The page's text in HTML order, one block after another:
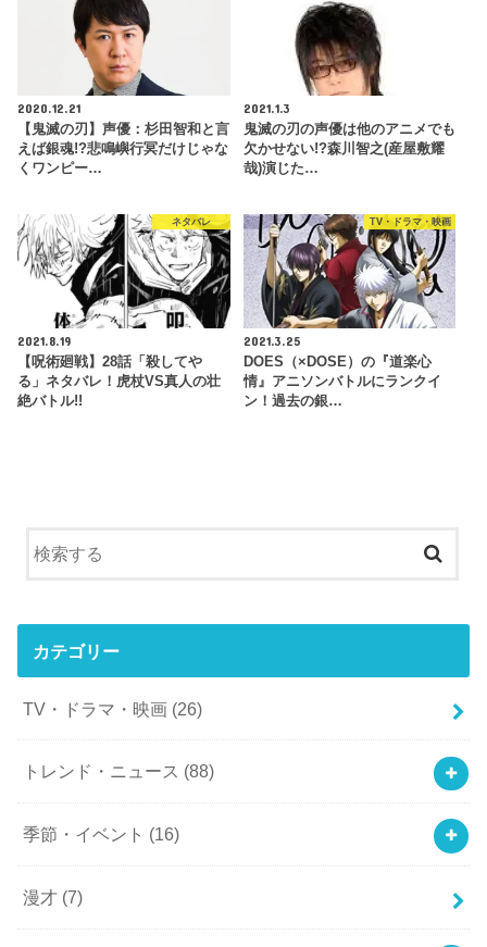
2020.12.21
【鬼滅の刃】声優：杉田智和と言
えば銀魂!?悲鳴嶼行冥だけじゃな
くワンピー…
2021.1.3
鬼滅の刃の声優は他のアニメでも
欠かせない!?森川智之(産屋敷耀
哉)演じた…
ネタバレ
2021.8.19
【呪術廻戦】28話「殺してや
る」ネタバレ！虎杖VS真人の壮
絶バトル!!
TV・ドラマ・映画
2021.3.25
DOES（×DOSE）の『道楽心
情』アニソンバトルにランクイ
ン！過去の銀…
カテゴリー
TV・ドラマ・映画 (26)
トレンド・ニュース (88)
季節・イベント (16)
漫才 (7)